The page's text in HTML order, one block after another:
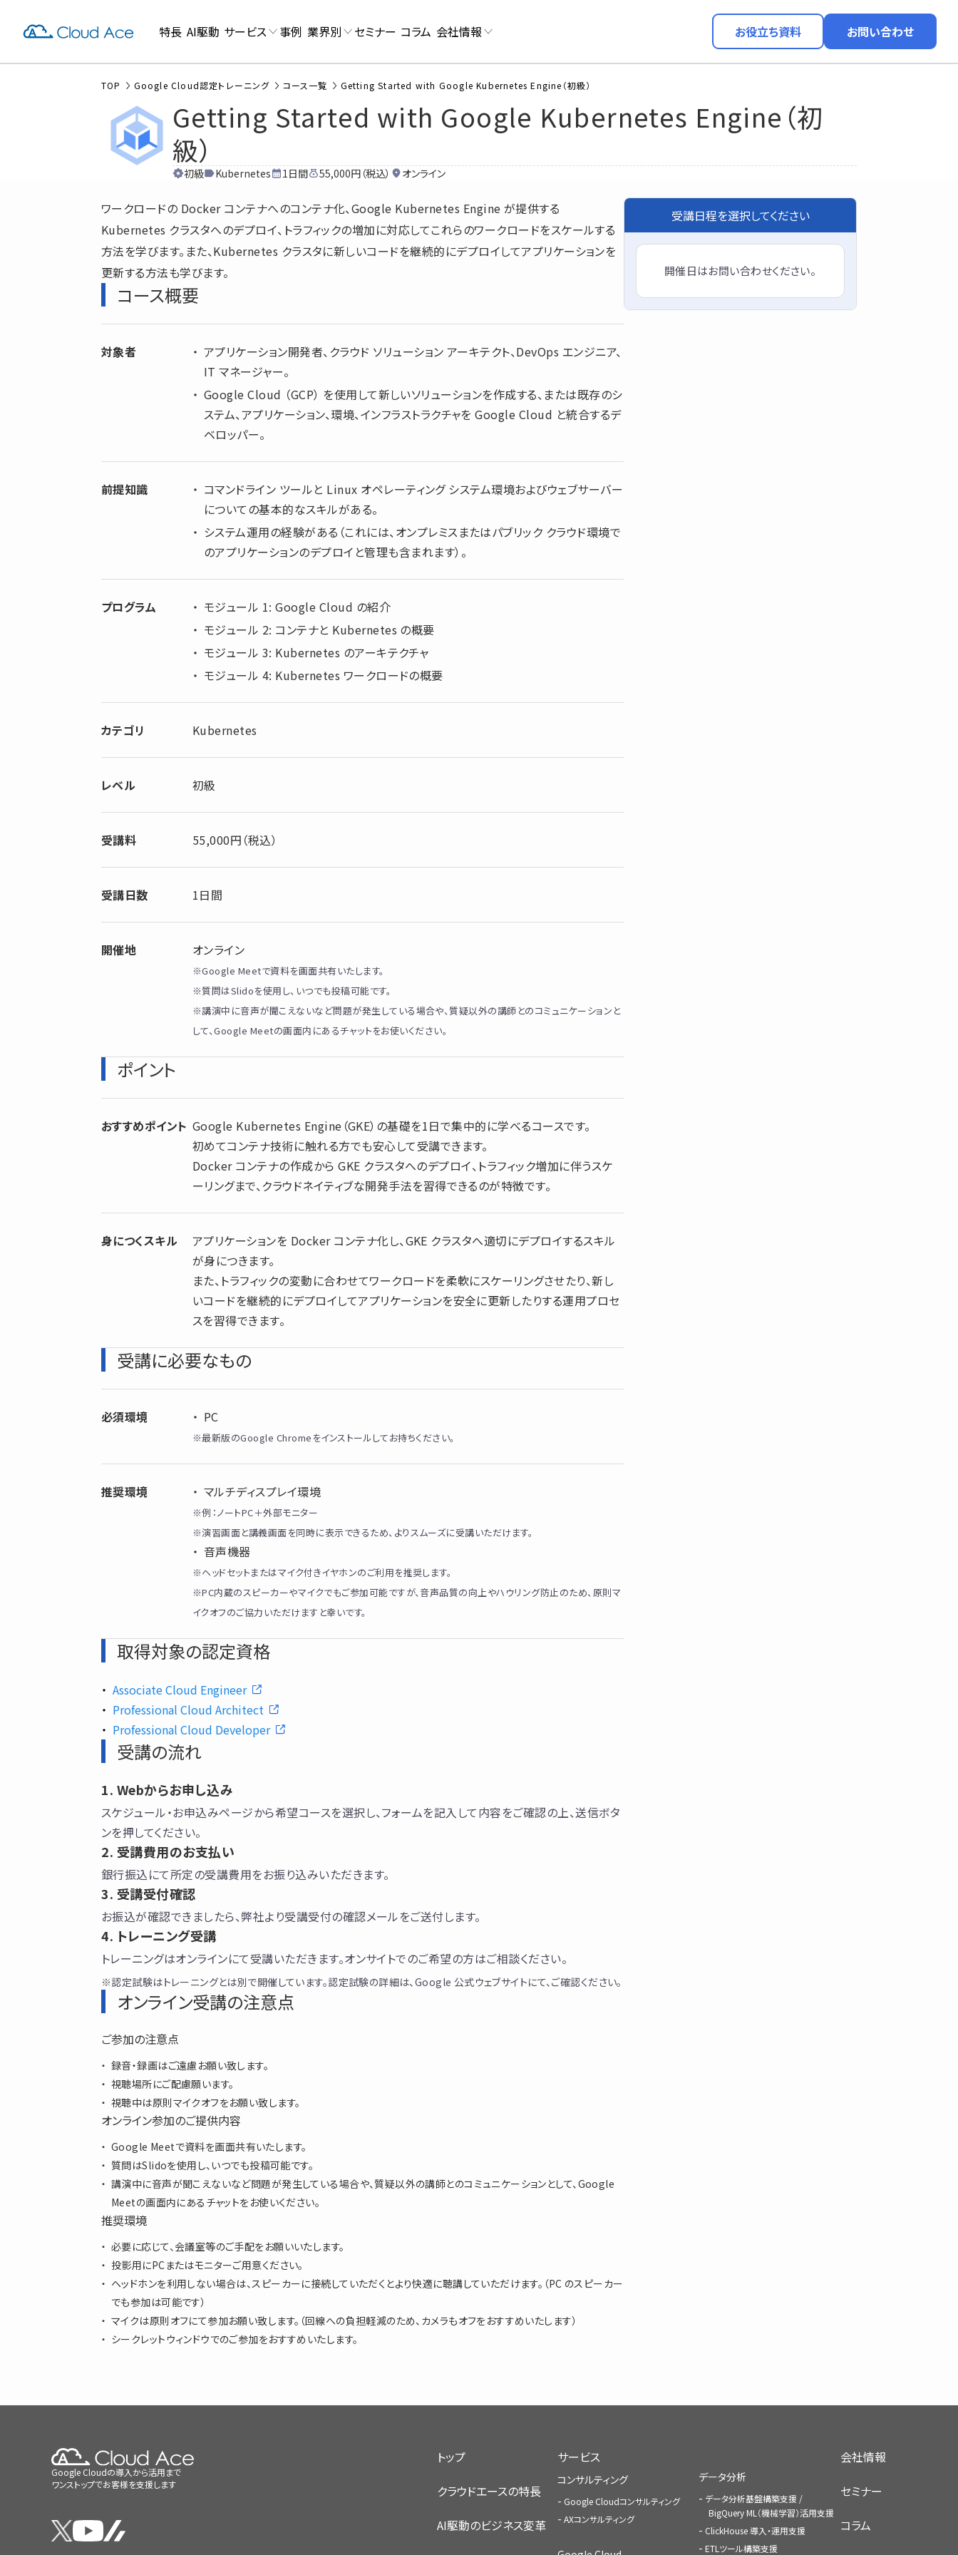
特長 AI駆動 サービス 事例 業界別 セミナー コラム 会社情報 お役立ち資料 お問い合わせ
TOP Google Cloud認定トレーニング コース一覧 Getting Started with Google Kubernetes Engine（初級）
Getting Started with Google Kubernetes Engine（初
級）
初級 Kubernetes 1日間 55,000円（税込） オンライン
ワークロードの Docker コンテナへのコンテナ化、Google Kubernetes Engine が提供する
Kubernetes クラスタへのデプロイ、トラフィックの増加に対応してこれらのワークロードをスケールする
方法を学びます。また、Kubernetes クラスタに新しいコードを継続的にデプロイしてアプリケーションを
更新する方法も学びます。
コース概要
対象者
アプリケーション開発者、クラウド ソリューション アーキテクト、DevOps エンジニア、
IT マネージャー。
Google Cloud （GCP） を使用して新しいソリューションを作成する、または既存のシ
ステム、アプリケーション、環境、インフラストラクチャを Google Cloud と統合するデ
ベロッパー。
前提知識
コマンドライン ツールと Linux オペレーティング システム環境およびウェブサーバー
についての基本的なスキルがある。
システム運用の経験がある（これには、オンプレミスまたはパブリック クラウド環境で
のアプリケーションのデプロイと管理も含まれます）。
プログラム
モジュール 1: Google Cloud の紹介
モジュール 2: コンテナと Kubernetes の概要
モジュール 3: Kubernetes のアーキテクチャ
モジュール 4: Kubernetes ワークロードの概要
カテゴリ Kubernetes
レベル 初級
受講料 55,000円（税込）
受講日数 1日間
開催地 オンライン
※Google Meetで資料を画面共有いたします。
※質問はSlidoを使用し、いつでも投稿可能です。
※講演中に音声が聞こえないなど問題が発生している場合や、質疑以外の講師とのコミュニケーションと
して、Google Meetの画面内にあるチャットをお使いください。
ポイント
おすすめポイント Google Kubernetes Engine（GKE）の基礎を1日で集中的に学べるコースです。
初めてコンテナ技術に触れる方でも安心して受講できます。
Docker コンテナの作成から GKE クラスタへのデプロイ、トラフィック増加に伴うスケ
ーリングまで、クラウドネイティブな開発手法を習得できるのが特徴です。
身につくスキル
アプリケーションを Docker コンテナ化し、GKE クラスタへ適切にデプロイするスキル
が身につきます。
また、トラフィックの変動に合わせてワークロードを柔軟にスケーリングさせたり、新し
いコードを継続的にデプロイしてアプリケーションを安全に更新したりする運用プロセ
スを習得できます。
受講に必要なもの
必須環境 PC
※最新版のGoogle Chromeをインストールしてお持ちください。
推奨環境 マルチディスプレイ環境
※例：ノートPC＋外部モニター
※演習画面と講義画面を同時に表示できるため、よりスムーズに受講いただけます。
音声機器
※ヘッドセットまたはマイク付きイヤホンのご利用を推奨します。
※PC内蔵のスピーカーやマイクでもご参加可能ですが、音声品質の向上やハウリング防止のため、原則マ
イクオフのご協力いただけますと幸いです。
取得対象の認定資格
Associate Cloud Engineer
Professional Cloud Architect
Professional Cloud Developer
受講の流れ
Webからお申し込み
スケジュール・お申込みページから希望コースを選択し、フォームを記入して内容をご確認の上、送信ボタ
ンを押してください。
受講費用のお支払い
銀行振込にて所定の受講費用をお振り込みいただきます。
受講受付確認
お振込が確認できましたら、弊社より受講受付の確認メールをご送付します。
トレーニング受講
トレーニングはオンラインにて受講いただきます。オンサイトでのご希望の方はご相談ください。
※認定試験はトレーニングとは別で開催しています。認定試験の詳細は、Google 公式ウェブサイトにて、ご確認ください。
オンライン受講の注意点
ご参加の注意点
録音・録画はご遠慮お願い致します。
視聴場所にご配慮願います。
視聴中は原則マイクオフをお願い致します。
オンライン参加のご提供内容
Google Meetで資料を画面共有いたします。
質問はSlidoを使用し、いつでも投稿可能です。
講演中に音声が聞こえないなど問題が発生している場合や、質疑以外の講師とのコミュニケーションとして、Google
Meetの画面内にあるチャットをお使いください。
推奨環境
必要に応じて、会議室等のご手配をお願いいたします。
投影用にPCまたはモニターご用意ください。
ヘッドホンを利用しない場合は、スピーカーに接続していただくとより快適に聴講していただけます。（PC のスピーカー
でも参加は可能です）
マイクは原則オフにて参加お願い致します。（回線への負担軽減のため、カメラもオフをおすすめいたします）
シークレットウィンドウでのご参加をおすすめいたします。
受講日程を選択してください
開催日はお問い合わせください。
Google Cloudの導入から活用まで
ワンストップでお客様を支援します
トップ
クラウドエースの特長
AI駆動のビジネス変革
サービス
コンサルティング
Google Cloudコンサルティング
AXコンサルティング
データ分析
データ分析基盤構築支援 /
BigQuery ML（機械学習）活用支援
ClickHouse 導入・運用支援
ETLツール構築支援
会社情報
セミナー
コラム